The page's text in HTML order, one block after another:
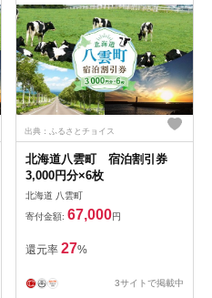
出典：ふるさとチョイス
北海道八雲町 宿泊割引券
3,000円分×6枚
北海道 八雲町
寄付金額: 67,000円
還元率 27%
3サイトで掲載中